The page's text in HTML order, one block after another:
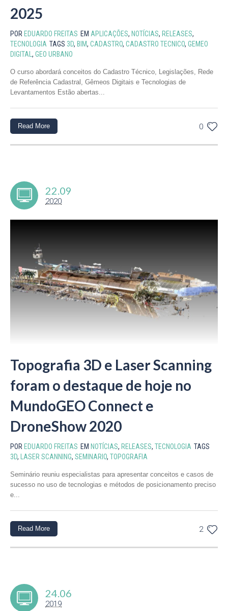
2025
POR EDUARDO FREITAS EM APLICAÇÕES, NOTÍCIAS, RELEASES,
TECNOLOGIA TAGS 3D, BIM, CADASTRO, CADASTRO TECNICO, GEMEO
DIGITAL , GEO URBANO
O curso abordará conceitos do Cadastro Técnico, Legislações, Rede
de Referência Cadastral, Gêmeos Digitais e Tecnologias de
Levantamentos Estão abertas...
0
Read More
22.09
2020
Topografia 3D e Laser Scanning
foram o destaque de hoje no
MundoGEO Connect e
DroneShow 2020
POR EDUARDO FREITAS EM NOTÍCIAS, RELEASES, TECNOLOGIA TAGS
3D, LASER SCANNING, SEMINARIO, TOPOGRAFIA
Seminário reuniu especialistas para apresentar conceitos e casos de
sucesso no uso de tecnologias e métodos de posicionamento preciso
e...
2
Read More
24.06
2019